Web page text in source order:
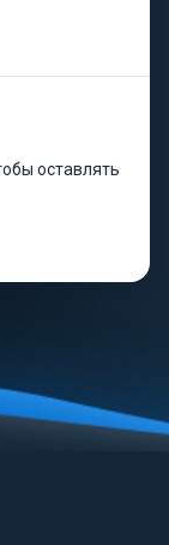
оставлять